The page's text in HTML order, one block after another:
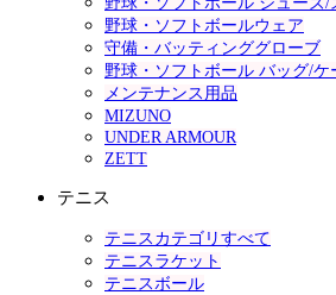
野球・ソフトボールウェア
守備・バッティンググローブ
野球・ソフトボール バッグ/ケ
メンテナンス用品
MIZUNO
UNDER ARMOUR
ZETT
テニス
テニスカテゴリすべて
テニスラケット
テニスボール